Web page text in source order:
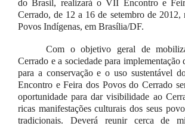
do Brasil, realizará o VII Encontro e
Cerrado, de 12 a 16 de setembro de
Povos Indígenas, em Brasília/DF.
Com o objetivo geral de
Cerrado e a sociedade para implementação
para a conservação e o uso sustentável
Encontro e Feira dos Povos do Cerrado
oportunidade para dar visibilidade ao
ricas manifestações culturais dos seus
tradicionais. Deverá reunir cerca de